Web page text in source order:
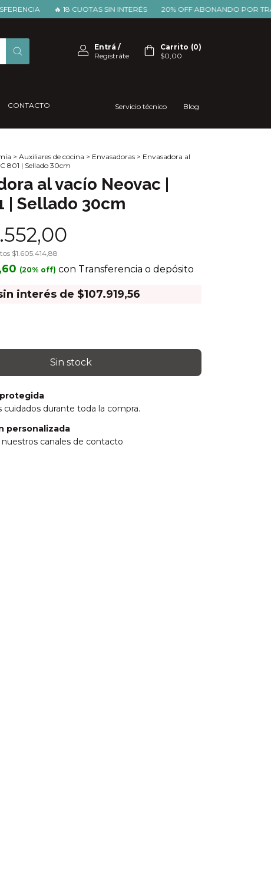
🔥 18 CUOTAS SIN INTERÉS 20% OFF ABONANDO POR
Entrá /
Registráte
Carrito (0)
$0,00
CONTACTO Servicio técnico Blog
> Auxiliares de cocina > Envasadoras > Envasadora al
801 | Sellado 30cm
al vacío Neovac |
| Sellado 30cm
$1.605.414,88
con Transferencia o depósito
interés de $107.919,56
cuidados durante toda la compra.
personalizada
canales de contacto